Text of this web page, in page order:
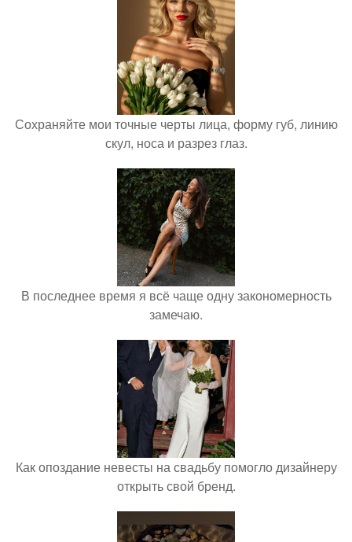
Сохраняйте мои точные черты лица, форму губ, линию
скул, носа и разрез глаз.
В последнее время я всё чаще одну закономерность
замечаю.
Как опоздание невесты на свадьбу помогло дизайнеру
открыть свой бренд.